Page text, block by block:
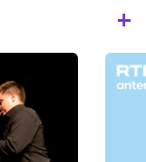
+